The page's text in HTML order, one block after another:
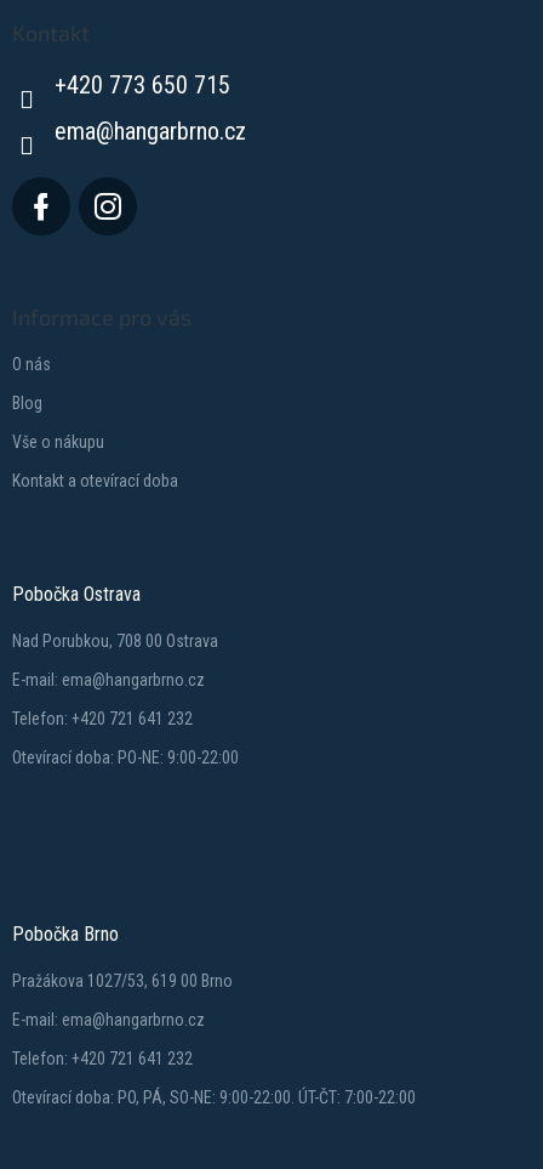
Kontakt
+420 773 650 715
ema@hangarbrno.cz
Informace pro vás
O nás
Blog
Vše o nákupu
Kontakt a otevírací doba
Pobočka Ostrava
Nad Porubkou, 708 00 Ostrava
E-mail: ema@hangarbrno.cz
Telefon: +420 721 641 232
Otevírací doba: PO-NE: 9:00-22:00
Pobočka Brno
Pražákova 1027/53, 619 00 Brno
E-mail: ema@hangarbrno.cz
Telefon: +420 721 641 232
Otevírací doba: PO, PÁ, SO-NE: 9:00-22:00. ÚT-ČT: 7:00-22:00